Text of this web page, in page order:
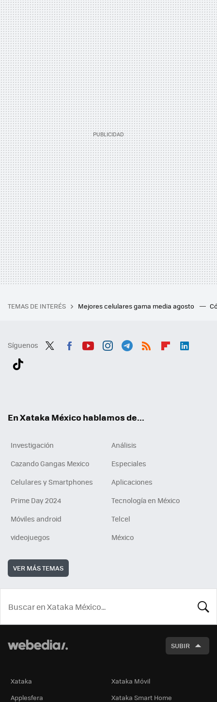
TEMAS DE INTERÉS Mejores celulares gama media agosto
Síguenos
En Xataka México hablamos de...
Investigación
Análisis
Cazando Gangas Mexico
Especiales
Celulares y Smartphones
Aplicaciones
Prime Day 2024
Tecnología en México
Móviles android
Telcel
videojuegos
México
VER MÁS TEMAS
SUBIR
Xataka
Xataka Móvil
Applesfera
Xataka Smart Home